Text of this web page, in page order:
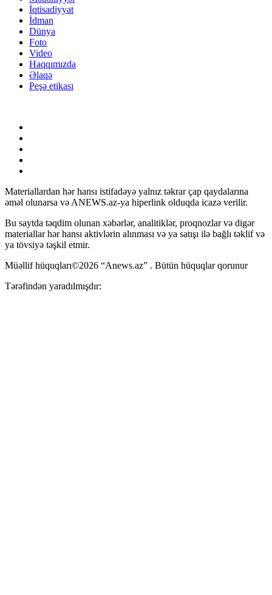
İqtisadiyyat
İdman
Dünya
Foto
Video
Haqqımızda
Əlaqə
Peşə etikası
Materiallardan hər hansı istifadəyə yalnız təkrar çap qaydalarına
əməl olunarsa və ANEWS.az-ya hiperlink olduqda icazə verilir.
Bu saytda təqdim olunan xəbərlər, analitiklər, proqnozlar və digər
materiallar hər hansı aktivlərin alınması və ya satışı ilə bağlı təklif və
ya tövsiyə təşkil etmir.
Müəllif hüquqları©2026 “Anews.az” . Bütün hüquqlar qorunur
Tərəfindən yaradılmışdır: